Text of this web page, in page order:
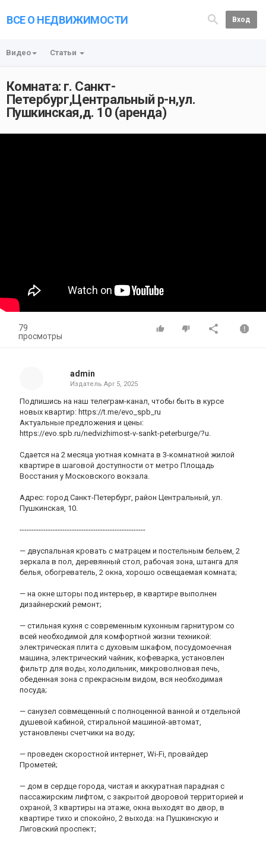
ВСЕ О НЕДВИЖИМОСТИ Вход
Видео Статьи
Комната: г. Санкт-
Петербург,Центральный р-н,ул.
Пушкинская,д. 10 (аренда)
79
просмотры
admin
Издатель Apr 5, 2025
Подпишись на наш телеграм-канал, чтобы быть в курсе
новых квартир: https://t.me/evo_spb_ru
Актуальные предложения и цены:
https://evo.spb.ru/nedvizhimost-v-sankt-peterburge/?u.
Сдается на 2 месяца уютная комната в 3-комнатной жилой
квартире в шаговой доступности от метро Площадь
Восстания у Московского вокзала.
Адрес: город Санкт-Петербург, район Центральный, ул.
Пушкинская, 10.
-----------------------------------------------------
— двуспальная кровать с матрацем и постельным бельем, 2
зеркала в пол, деревянный стол, рабочая зона, штанга для
белья, обогреватель, 2 окна, хорошо освещаемая комната;
— на окне шторы под интерьер, в квартире выполнен
дизайнерский ремонт;
— стильная кухня с современным кухонным гарнитуром со
всей необходимой для комфортной жизни техникой:
электрическая плита с духовым шкафом, посудомоечная
машина, электрический чайник, кофеварка, установлен
фильтр для воды, холодильник, микроволновая печь,
обеденная зона с прекрасным видом, вся необходимая
посуда;
— санузел совмещенный с полноценной ванной и отдельной
душевой кабиной, стиральной машиной-автомат,
установлены счетчики на воду;
— проведен скоростной интернет, Wi-Fi, провайдер
Прометей;
— дом в сердце города, чистая и аккуратная парадная с
пассажирским лифтом, с закрытой дворовой территорией и
охраной, 3 квартиры на этаже, окна выходят во двор, в
квартире тихо и спокойно, 2 выхода: на Пушкинскую и
Лиговский проспект;